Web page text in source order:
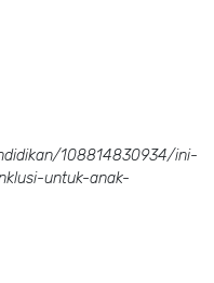
108814830934/ini-
untuk-anak-